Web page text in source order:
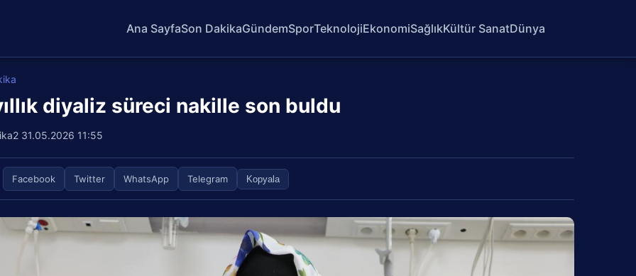
Ana SayfaSon DakikaGündemSporTeknolojiEkonomiSağlıkKültür SanatDünya
diyaliz süreci nakille son buldu
31.05.2026 11:55
Facebook Twitter WhatsApp Telegram Kopyala